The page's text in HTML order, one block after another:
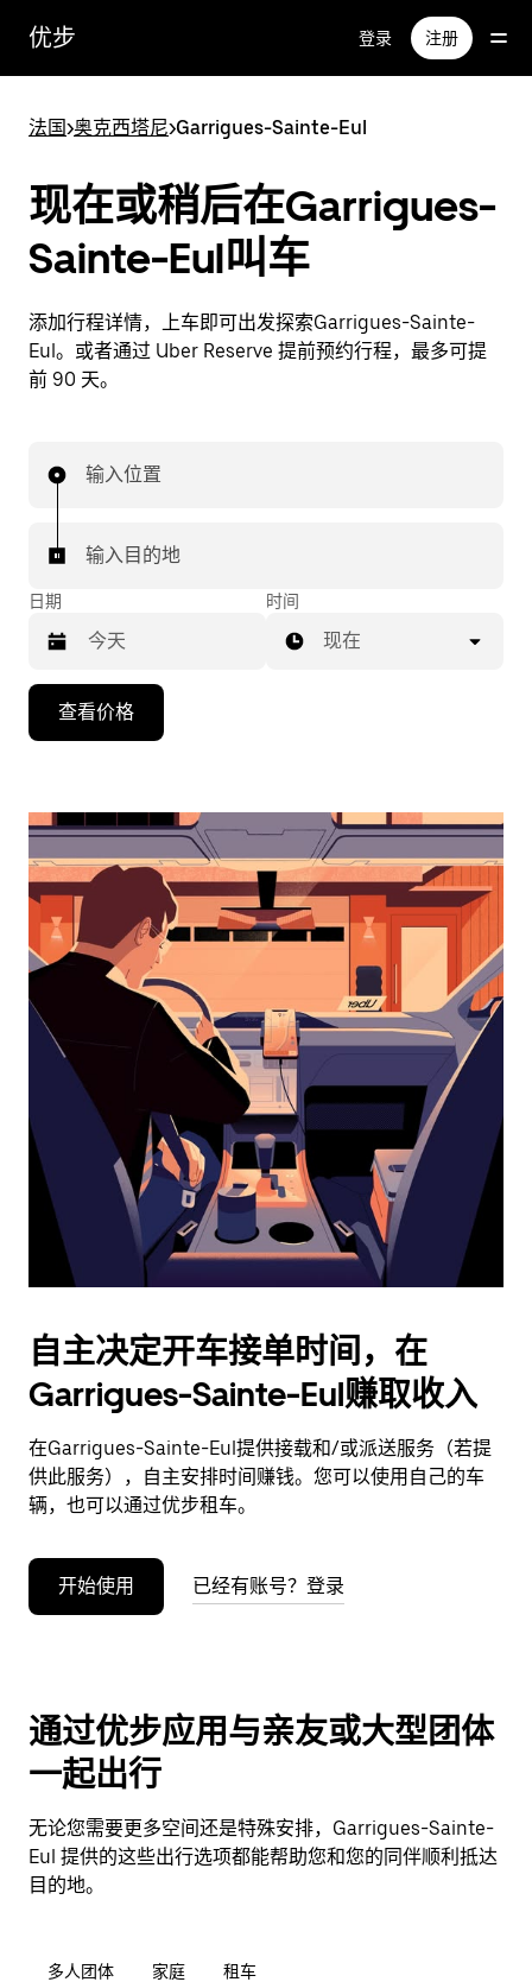
优步 登录 注册
法国>奥克西塔尼>Garrigues-Sainte-Eul
现在或稍后在Garrigues-
Sainte-Eul叫车
添加行程详情，上车即可出发探索Garrigues-Sainte-
Eul。或者通过 Uber Reserve 提前预约行程，最多可提
前 90 天。
输入位置
输入目的地
日期
向
头
浏
日
并
期。
按
退
闭
日
历。
时间
现在
查看价格
自主决定开车接单时间，在
Garrigues-Sainte-Eul赚取收入
在Garrigues-Sainte-Eul提供接载和/或派送服务（若提
供此服务），自主安排时间赚钱。您可以使用自己的车
辆，也可以通过优步租车。
开始使用 已经有账号？登录
通过优步应用与亲友或大型团体
一起出行
无论您需要更多空间还是特殊安排，Garrigues-Sainte-
Eul 提供的这些出行选项都能帮助您和您的同伴顺利抵达
目的地。
多人团体 家庭 租车